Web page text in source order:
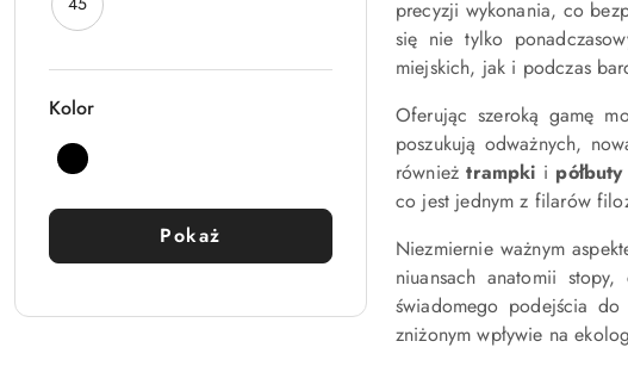
Kolor
Kolor:
Czarny
Pokaż
precyzji wykonania, co
się nie tylko
miejskich, jak i podczas
Oferując szeroką gamę
poszukują odważnych,
równieżtrampki i półbuty
co jest jednym z filarów
Niezmiernie ważnym
niuansach anatomii
świadomego podejścia
zniżonym wpływie na